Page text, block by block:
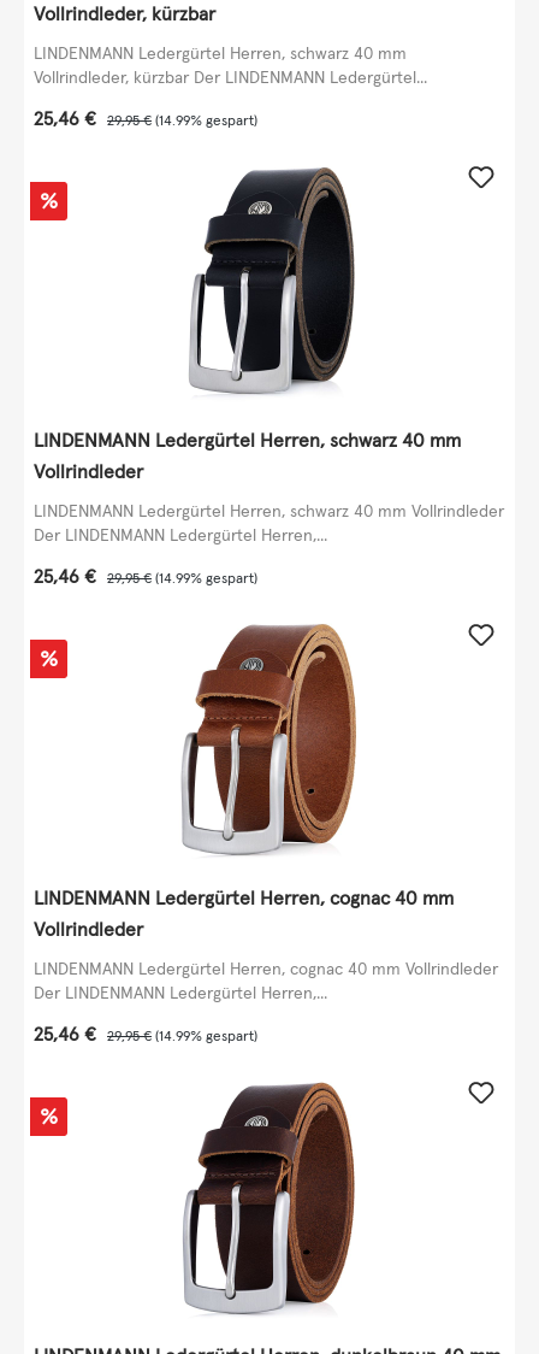
Vollrindleder, kürzbar
LINDENMANN Ledergürtel Herren, schwarz 40 mm
Vollrindleder, kürzbar Der LINDENMANN Ledergürtel...
Verkaufspreis:
25,46 € Regulärer Preis:
29,95 € (14.99% gespart)
Rabatt
%
LINDENMANN Ledergürtel Herren, schwarz 40 mm
Vollrindleder
LINDENMANN Ledergürtel Herren, schwarz 40 mm Vollrindleder
Der LINDENMANN Ledergürtel Herren,...
Verkaufspreis:
25,46 € Regulärer Preis:
29,95 € (14.99% gespart)
Rabatt
%
LINDENMANN Ledergürtel Herren, cognac 40 mm
Vollrindleder
LINDENMANN Ledergürtel Herren, cognac 40 mm Vollrindleder
Der LINDENMANN Ledergürtel Herren,...
Verkaufspreis:
25,46 € Regulärer Preis:
29,95 € (14.99% gespart)
Rabatt
%